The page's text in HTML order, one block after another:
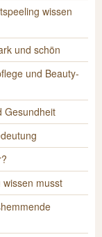
wissen
und schön
und Beauty-
Gesundheit
wissen musst